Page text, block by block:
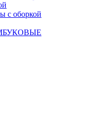
с оборкой